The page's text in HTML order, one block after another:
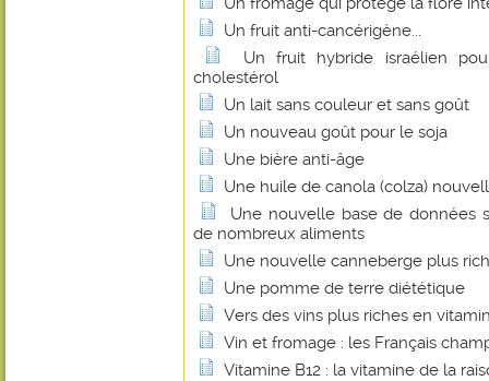
Un fruit anti-cancérigène...
Un fruit hybride israélien
cholestérol
Un lait sans couleur et sans goût
Un nouveau goût pour le soja
Une bière anti-âge
Une huile de canola (colza)
Une nouvelle base de données
de nombreux aliments
Une nouvelle canneberge plus
Une pomme de terre diététique
Vers des vins plus riches en
Vin et fromage : les Français
Vitamine B12 : la vitamine de la